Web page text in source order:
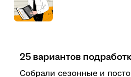
25 вариантов
Собрали сезонные и